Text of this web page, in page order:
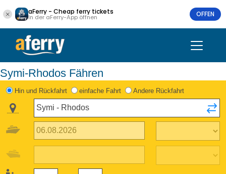
aFerry - Cheap ferry tickets
In der aFerry-App öffnen OFFEN
Symi-Rhodos Fähren
Hin und Rückfahrt einfache Fahrt Andere Rückfahrt